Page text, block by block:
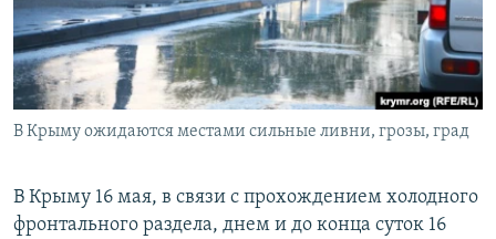
ПОБЕДИТЕЛЕЙ НЕ СУДЯТ?
КРЫМ.НЕПОКОРЕННЫЙ
ELIFBE
УКРАИНСКАЯ ПРОБЛЕМА КРЫМА
ПРИСОЕДИНЯЙТЕСЬ!
В Крыму ожидаются местами сильные ливни, грозы, град
В Крыму 16 мая, в связи с прохождением холодного
фронтального раздела, днем и до конца суток 16